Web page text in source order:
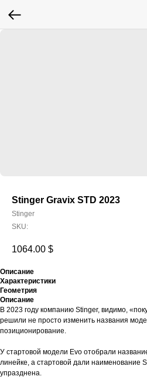
Stinger Gravix STD 2023
Stinger
SKU:
1064.00 $
Описание
Характеристики
Геометрия
Описание
В 2023 году компанию Stinger, видимо,
решили не просто изменить названия
позиционирование.
У стартовой модели Evo отобрали
линейке, а стартовой дали наименование
упразднена.